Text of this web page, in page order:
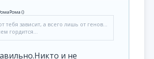
()
тебя зависит, а всего лишь от генов...
гордится...
и не